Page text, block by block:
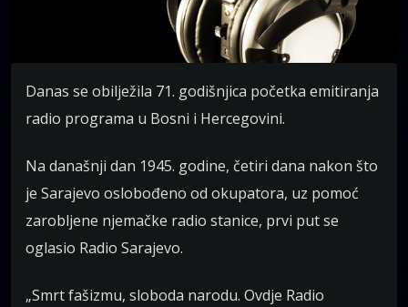
Danas se obilježila 71. godišnjica početka emitiranja
radio programa u Bosni i Hercegovini.
Na današnji dan 1945. godine, četiri dana nakon što
je Sarajevo oslobođeno od okupatora, uz pomoć
zarobljene njemačke radio stanice, prvi put se
oglasio Radio Sarajevo.
„Smrt fašizmu, sloboda narodu. Ovdje Radio